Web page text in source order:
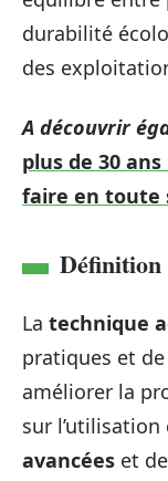
durabilité
des
A découvrir
plus de 30
faire en toute
Définition
La technique
pratiques et
améliorer la
sur
avancées et de